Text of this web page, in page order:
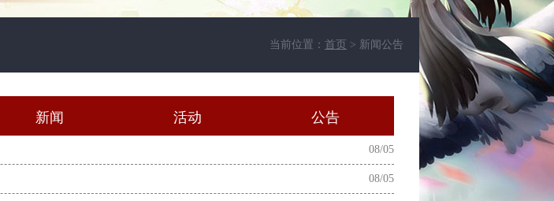
当前位置： 首页 > 新闻公告
新闻 活动 公告
08/05
08/05